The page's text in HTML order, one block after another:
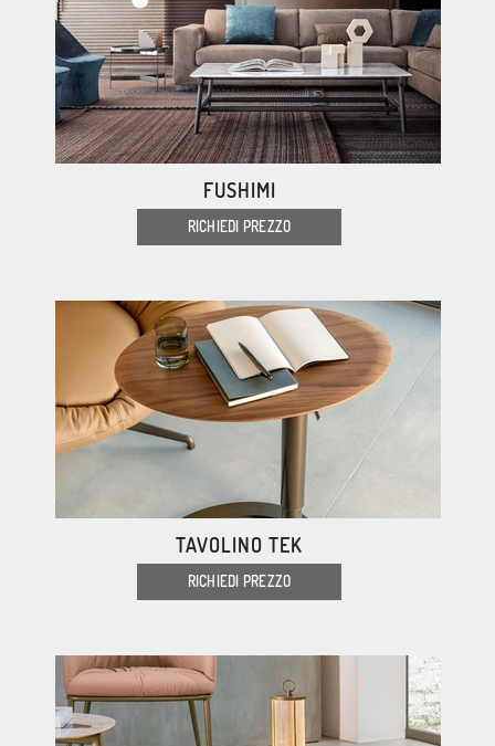
FUSHIMI
RICHIEDI PREZZO
TAVOLINO TEK
RICHIEDI PREZZO